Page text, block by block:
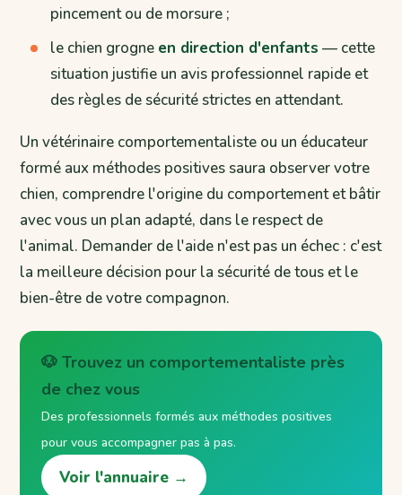
pincement ou de morsure ;
le chien grogne en direction d'enfants — cette
situation justifie un avis professionnel rapide et
des règles de sécurité strictes en attendant.
Un vétérinaire comportementaliste ou un éducateur
formé aux méthodes positives saura observer votre
chien, comprendre l'origine du comportement et bâtir
avec vous un plan adapté, dans le respect de
l'animal. Demander de l'aide n'est pas un échec : c'est
la meilleure décision pour la sécurité de tous et le
bien-être de votre compagnon.
🐶 Trouvez un comportementaliste près
de chez vous
Des professionnels formés aux méthodes positives
pour vous accompagner pas à pas.
Voir l'annuaire →